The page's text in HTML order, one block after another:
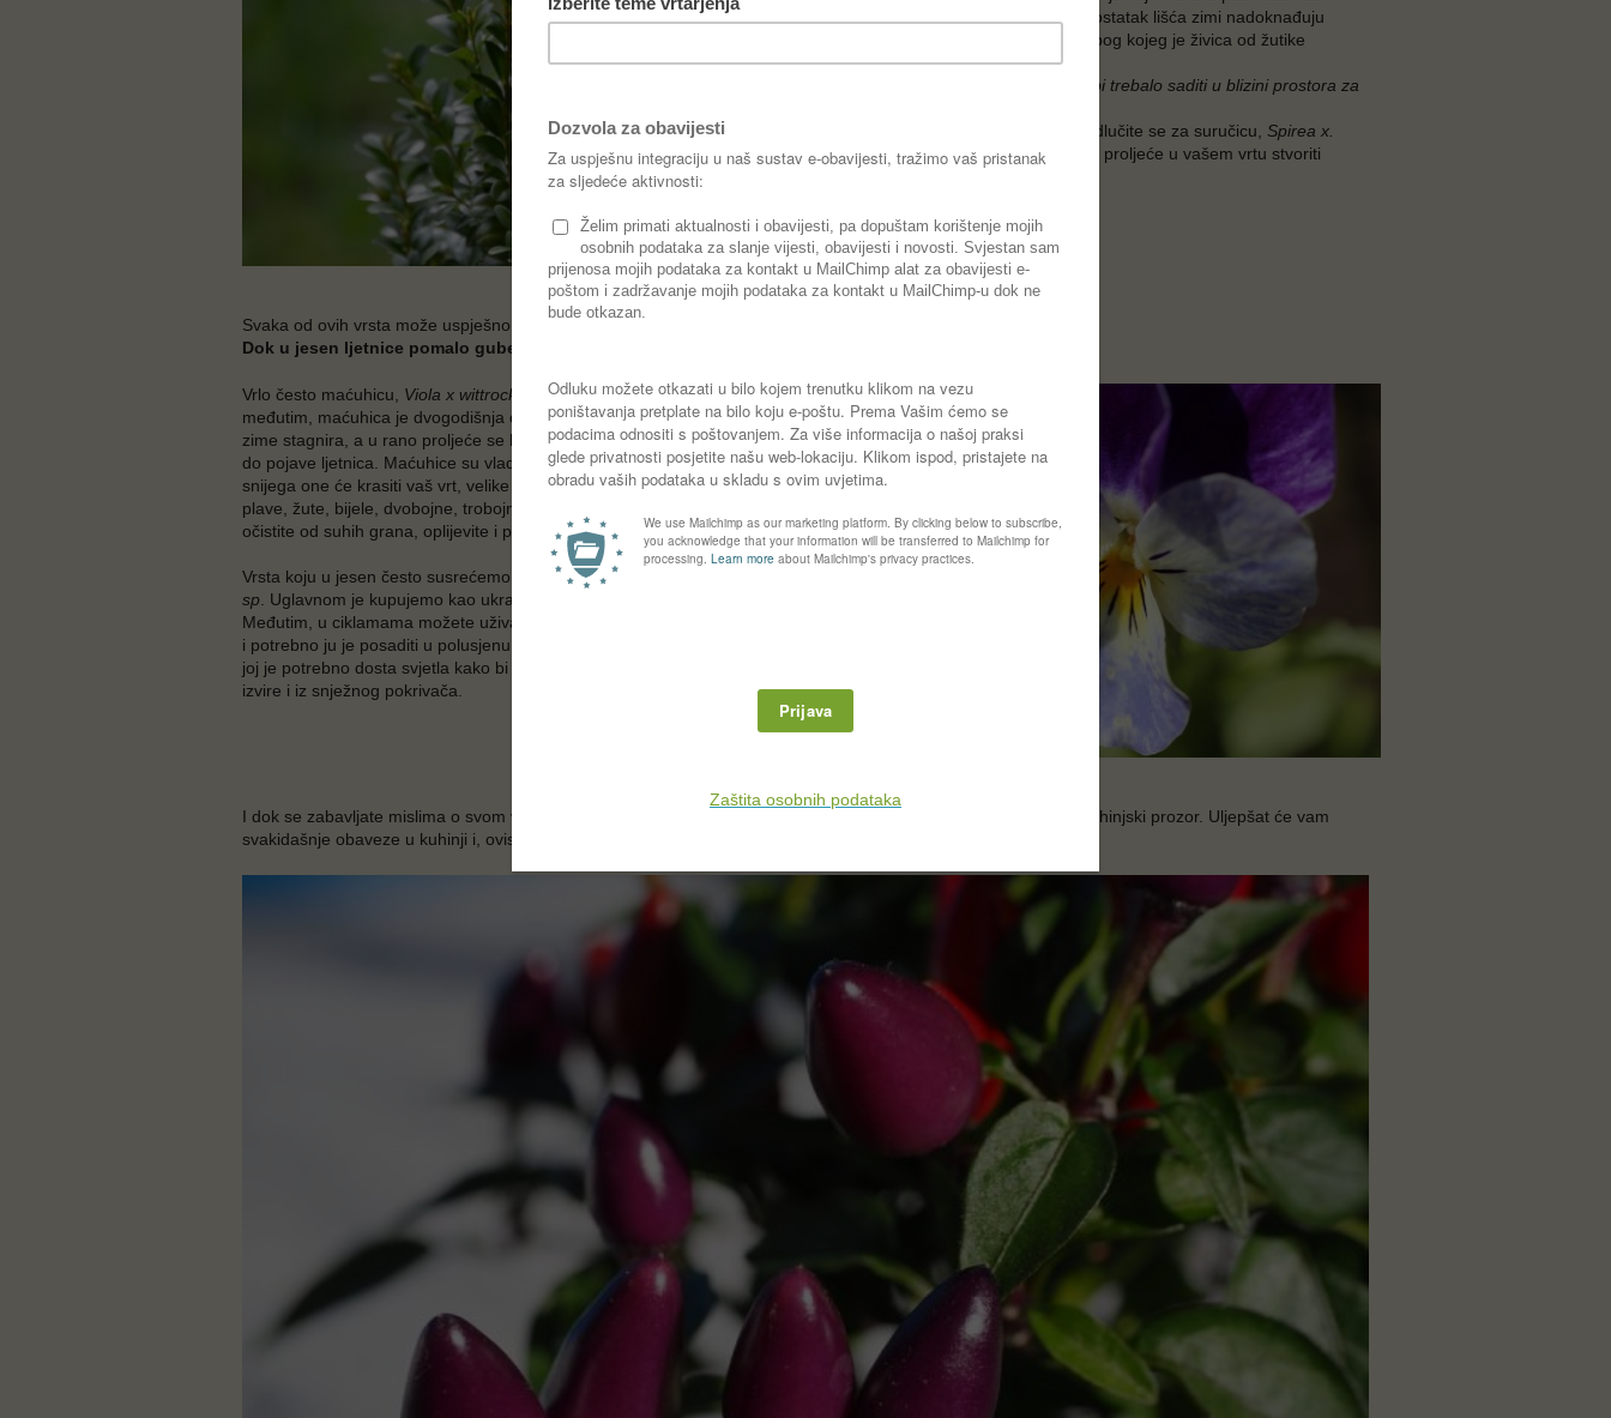
moguće ih je različito oblikovati. Nedostatak lišća zimi nadoknađuju
zanimljivim spletom grana s trnjem zbog kojeg je živica od žutike
neprohodna.
Oprez! Upravo zbog trnja, žutiku ne bi trebalo saditi u blizini prostora za
Preferirate li slobodne forme živica,odlučite se za suručicu, Spirea x.
vanhouttei , listopadnu vrstu koja će u proljeće u vašem vrtu stvoriti
Svaka od ovih vrsta može uspješno rasti u većoj tegli i žardinjeri na terasi ili balkonu.
Dok u jesen ljetnice pomalo gube sjaj, svoj dolazak najavljuju maćuhice i ciklame, i to na velika vrata!
Vrlo često maćuhicu, Viola x wittrockiana, smatraju proljetnom vrstom,
međutim, maćuhica je dvogodišnja cvjetnica koja se sadi u jesen, tijekom
zime stagnira, a u rano proljeće se budi još snažnija i obilno cvate sve
do pojave ljetnica. Maćuhice su vladarice jesenskog vrta. Sve do prvog
snijega one će krasiti vaš vrt, velike i male, u svim bojama, od ljubičaste,
plave, žute, bijele, dvobojne, trobojne, šarene… U proljeće maćuhice
očistite od suhih grana, oplijevite i prihranite; cvasti će obilnije i bogatije!
Vrsta koju u jesen često susrećemo u trgovinama je ciklama,
sp . Uglavnom je kupujemo kao ukrasnu lončanicu u šarenim teglicama.
Međutim, u ciklamama možete uživati i u vrtu. Ona je biljka kratkog dana
i potrebno ju je posaditi u polusjenu ili sjenu. Ne voli direktno sunce, ali
joj je potrebno dosta svjetla kako bi obilno cvala sve do zime, a često
izvire i iz snježnog pokrivača.
I dok se zabavljate mislima o svom vrtu, terasi ili balkonu, poklonite si ukrasnu papričicu,
, za vaš kuhinjski prozor. Uljepšat će vam
svakidašnje obaveze u kuhinji i, ovisno o tome koliko je pazite, toliko će trajati.